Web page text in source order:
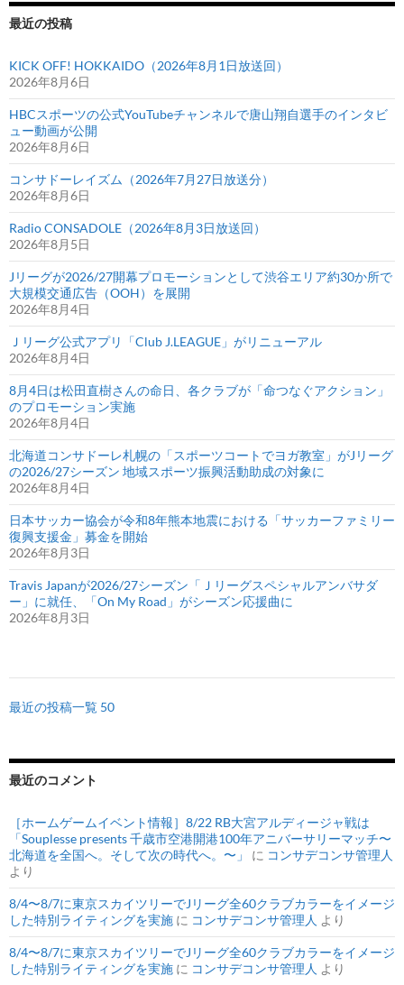
最近の投稿
KICK OFF! HOKKAIDO（2026年8月1日放送回）
2026年8月6日
HBCスポーツの公式YouTubeチャンネルで唐山翔自選手のインタビ
ュー動画が公開
2026年8月6日
コンサドーレイズム（2026年7月27日放送分）
2026年8月6日
Radio CONSADOLE（2026年8月3日放送回）
2026年8月5日
Jリーグが2026/27開幕プロモーションとして渋谷エリア約30か所で
大規模交通広告（OOH）を展開
2026年8月4日
Ｊリーグ公式アプリ「Club J.LEAGUE」がリニューアル
2026年8月4日
8月4日は松田直樹さんの命日、各クラブが「命つなぐアクション」
のプロモーション実施
2026年8月4日
北海道コンサドーレ札幌の「スポーツコートでヨガ教室」がJリーグ
の2026/27シーズン 地域スポーツ振興活動助成の対象に
2026年8月4日
日本サッカー協会が令和8年熊本地震における「サッカーファミリー
復興支援金」募金を開始
2026年8月3日
Travis Japanが2026/27シーズン「Ｊリーグスペシャルアンバサダ
ー」に就任、「On My Road」がシーズン応援曲に
2026年8月3日
最近の投稿一覧 50
最近のコメント
［ホームゲームイベント情報］8/22 RB大宮アルディージャ戦は
「Souplesse presents 千歳市空港開港100年アニバーサリーマッチ〜
北海道を全国へ。そして次の時代へ。〜」
に コンサデコンサ管理人
より
8/4〜8/7に東京スカイツリーでJリーグ全60クラブカラーをイメージ
した特別ライティングを実施 に コンサデコンサ管理人 より
8/4〜8/7に東京スカイツリーでJリーグ全60クラブカラーをイメージ
した特別ライティングを実施 に コンサデコンサ管理人 より